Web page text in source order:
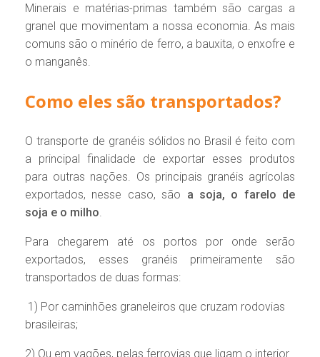
Minerais e matérias-primas também são cargas a
granel que movimentam a nossa economia. As mais
comuns são o minério de ferro, a bauxita, o enxofre e
o manganês.
Como eles são transportados?
O transporte de granéis sólidos no Brasil é feito com
a principal finalidade de exportar esses produtos
para outras nações. Os principais granéis agrícolas
exportados, nesse caso, são a soja, o farelo de
soja e o milho.
Para chegarem até os portos por onde serão
exportados, esses granéis primeiramente são
transportados de duas formas:
1) Por caminhões graneleiros que cruzam rodovias
brasileiras;
2) Ou em vagões, pelas ferrovias que ligam o interior